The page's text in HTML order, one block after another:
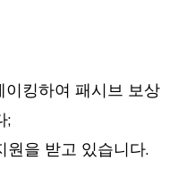
킹하여 패시브 보상
;
원을 받고 있습니다.